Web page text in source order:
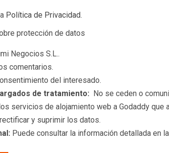
Política de Privacidad.
protección de datos
Negocios S.L..
comentarios.
del interesado.
de tratamiento: No se ceden o
servicios de alojamiento web a Godaddy que
y suprimir los datos.
Puede consultar la información detallada en la